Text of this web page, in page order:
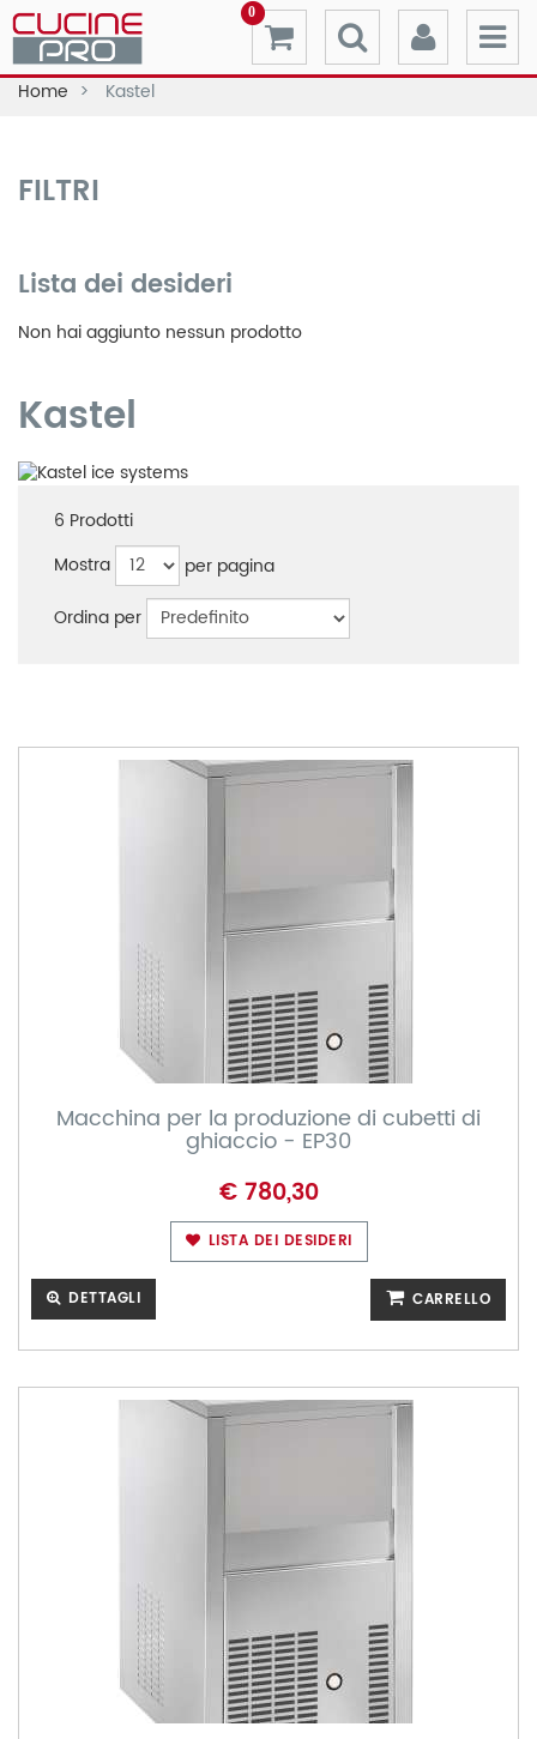
0
Home Kastel
FILTRI
Lista dei desideri
Non hai aggiunto nessun prodotto
Kastel
6 Prodotti
Mostra
per pagina
Ordina per
Macchina per la produzione di cubetti di
ghiaccio - EP30
€ 780,30
LISTA DEI DESIDERI
DETTAGLI CARRELLO